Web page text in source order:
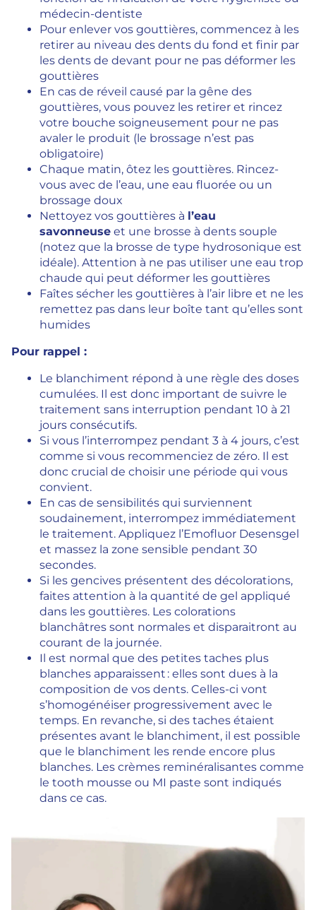
médecin-dentiste
Pour enlever vos gouttières, commencez à les
retirer au niveau des dents du fond et finir par
les dents de devant pour ne pas déformer les
gouttières
En cas de réveil causé par la gêne des
gouttières, vous pouvez les retirer et rincez
votre bouche soigneusement pour ne pas
avaler le produit (le brossage n’est pas
obligatoire)
Chaque matin, ôtez les gouttières. Rincez-
vous avec de l’eau, une eau fluorée ou un
brossage doux
Nettoyez vos gouttières à l’eau
savonneuse et une brosse à dents souple
(notez que la brosse de type hydrosonique est
idéale). Attention à ne pas utiliser une eau trop
chaude qui peut déformer les gouttières
Faîtes sécher les gouttières à l’air libre et ne les
remettez pas dans leur boîte tant qu’elles sont
humides
Pour rappel :
Le blanchiment répond à une règle des doses
cumulées. Il est donc important de suivre le
traitement sans interruption pendant 10 à 21
jours consécutifs.
Si vous l’interrompez pendant 3 à 4 jours, c’est
comme si vous recommenciez de zéro. Il est
donc crucial de choisir une période qui vous
convient.
En cas de sensibilités qui surviennent
soudainement, interrompez immédiatement
le traitement. Appliquez l’Emofluor Desensgel
et massez la zone sensible pendant 30
secondes.
Si les gencives présentent des décolorations,
faites attention à la quantité de gel appliqué
dans les gouttières. Les colorations
blanchâtres sont normales et disparaitront au
courant de la journée.
Il est normal que des petites taches plus
blanches apparaissent : elles sont dues à la
composition de vos dents. Celles-ci vont
s’homogénéiser progressivement avec le
temps. En revanche, si des taches étaient
présentes avant le blanchiment, il est possible
que le blanchiment les rende encore plus
blanches. Les crèmes reminéralisantes comme
le tooth mousse ou MI paste sont indiqués
dans ce cas.